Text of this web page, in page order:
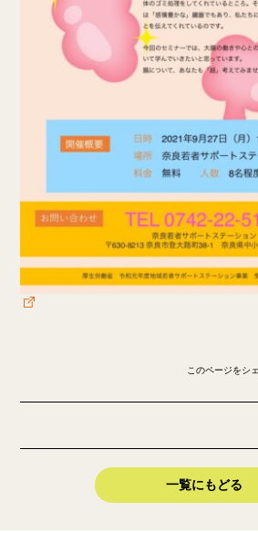
このページをシ
一覧にもどる